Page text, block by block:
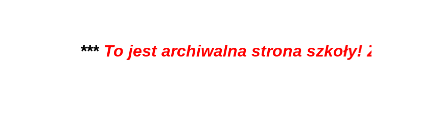
***To jest archiwalna strona szkoły!